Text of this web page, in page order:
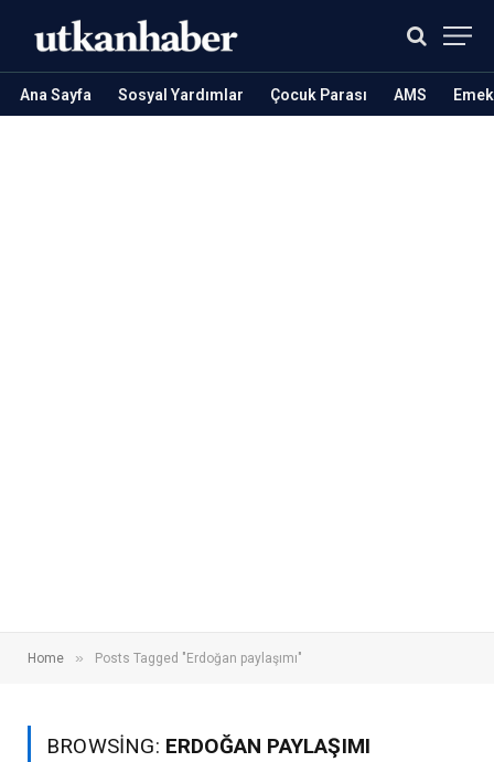
Ana Sayfa Sosyal Yardımlar Çocuk Parası AMS
Home » Posts Tagged "Erdoğan paylaşımı"
BROWSING: ERDOĞAN PAYLAŞIMI